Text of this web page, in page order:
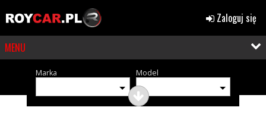
Zaloguj się
MENU
Marka Model